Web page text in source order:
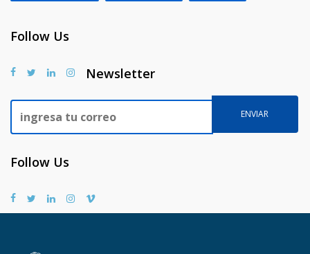
Follow Us
Newsletter
Follow Us